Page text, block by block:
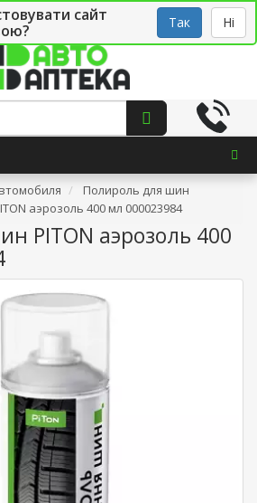
сайт
Так Ні
СТО Укр
Полироль для шин
аэрозоль 400 мл 000023984
PITON аэрозоль 400